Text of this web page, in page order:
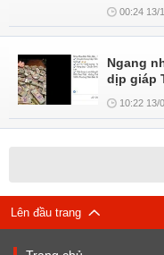
00:24 13/
Ngang
dịp giáp
10:22 13/
Lên đầu trang